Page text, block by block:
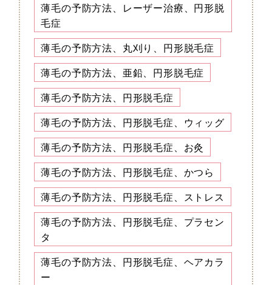
薄毛の予防方法、レーザー治療、円形脱
毛症
薄毛の予防方法、丸刈り、円形脱毛症
薄毛の予防方法、亜鉛、円形脱毛症
薄毛の予防方法、円形脱毛症
薄毛の予防方法、円形脱毛症、ウィッグ
薄毛の予防方法、円形脱毛症、お灸
薄毛の予防方法、円形脱毛症、かつら
薄毛の予防方法、円形脱毛症、ストレス
薄毛の予防方法、円形脱毛症、プラセン
タ
薄毛の予防方法、円形脱毛症、ヘアカラ
ー